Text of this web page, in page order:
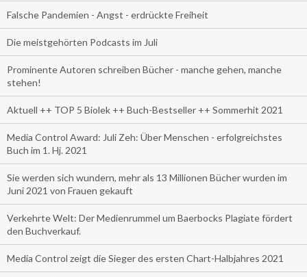
Falsche Pandemien - Angst - erdrückte Freiheit
Die meistgehörten Podcasts im Juli
Prominente Autoren schreiben Bücher - manche gehen, manche
stehen!
Aktuell ++ TOP 5 Biolek ++ Buch-Bestseller ++ Sommerhit 2021
Media Control Award: Juli Zeh: Über Menschen - erfolgreichstes
Buch im 1. Hj. 2021
Sie werden sich wundern, mehr als 13 Millionen Bücher wurden im
Juni 2021 von Frauen gekauft
Verkehrte Welt: Der Medienrummel um Baerbocks Plagiate fördert
den Buchverkauf.
Media Control zeigt die Sieger des ersten Chart-Halbjahres 2021